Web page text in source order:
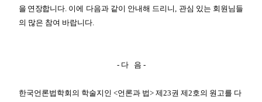
을 연장합니다. 이에 다음과 같이 안내해 드리니, 관심 있는 회원님들
의 많은 참여 바랍니다.
- 다 음 -
한국언론법학회의 학술지인 <언론과 법> 제23권 제2호의 원고를 다